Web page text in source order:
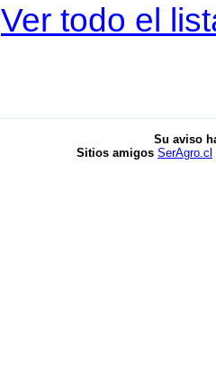
Ver todo el
Su aviso
Sitios amigos SerAgro.cl